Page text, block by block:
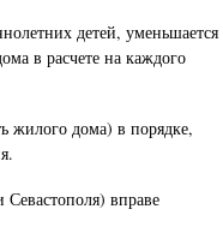
детей, уменьшается
в расчете на каждого
жилого дома) в порядке,
вправе